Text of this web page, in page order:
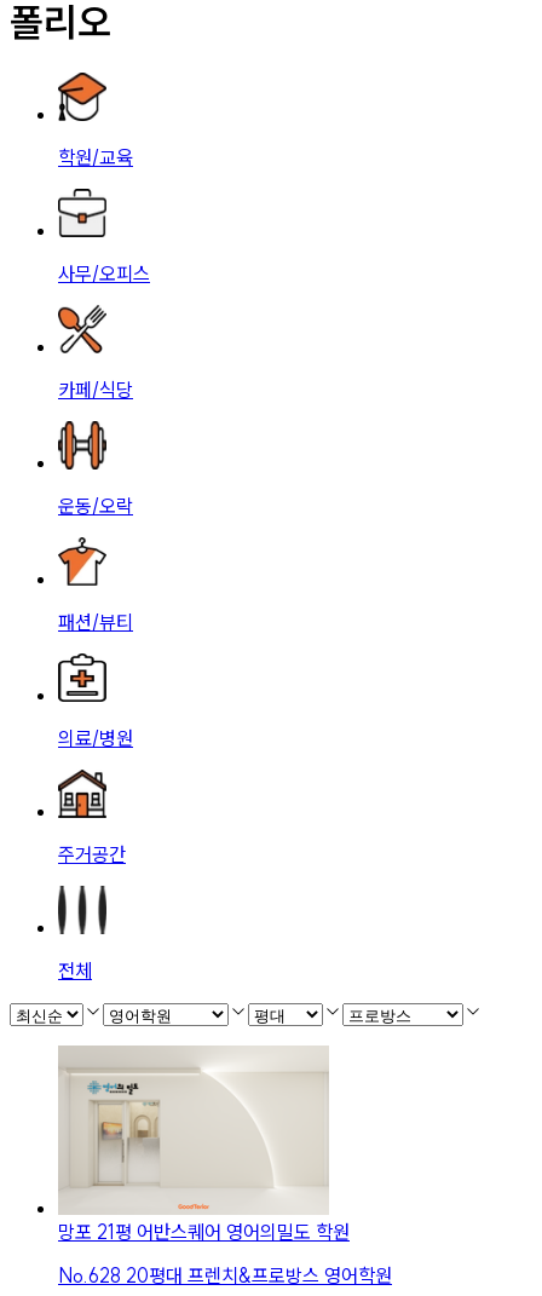
폴리오
학원/교육
사무/오피스
카페/식당
운동/오락
패션/뷰티
의료/병원
주거공간
전체
망포 21평 어반스퀘어 영어의밀도 학원
No. 628 20평대 프렌치&프로방스 영어학원